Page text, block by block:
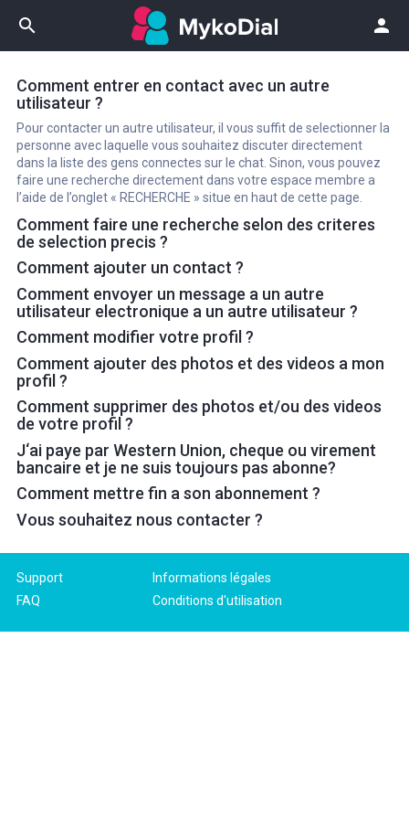
search person
Comment entrer en contact avec un autre
utilisateur ?
Pour contacter un autre utilisateur, il vous suffit de selectionner la
personne avec laquelle vous souhaitez discuter directement
dans la liste des gens connectes sur le chat. Sinon, vous pouvez
faire une recherche directement dans votre espace membre a
l’aide de l’onglet « RECHERCHE » situe en haut de cette page.
Comment faire une recherche selon des criteres
de selection precis ?
Comment ajouter un contact ?
Comment envoyer un message a un autre
utilisateur electronique a un autre utilisateur ?
Comment modifier votre profil ?
Comment ajouter des photos et des videos a mon
profil ?
Comment supprimer des photos et/ou des videos
de votre profil ?
J‘ai paye par Western Union, cheque ou virement
bancaire et je ne suis toujours pas abonne?
Comment mettre fin a son abonnement ?
Vous souhaitez nous contacter ?
Support
FAQ
Informations légales
Conditions d'utilisation